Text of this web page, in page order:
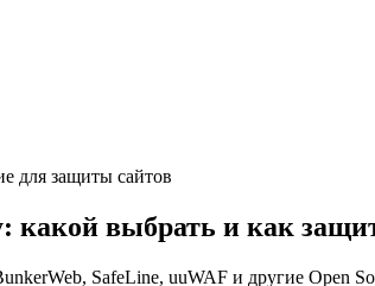
для защиты сайтов
какой выбрать и как
SafeLine, uuWAF и другие Open